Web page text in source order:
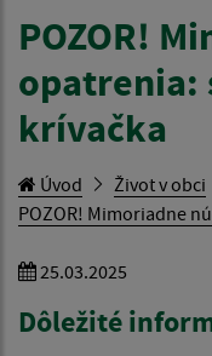
POZOR!
opatrenia:
krívačka
Úvod Život v obci
POZOR! Mimoriadne
25.03.2025
Dôležité